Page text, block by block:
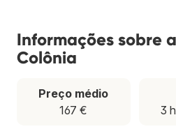
Informações sobre
Colônia
Preço médio
167 €
3